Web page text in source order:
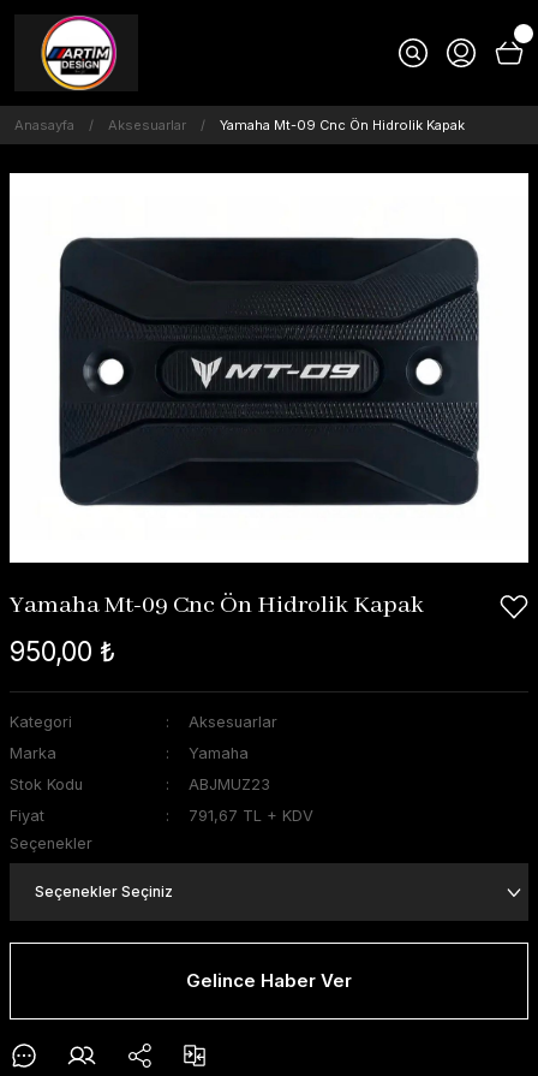
Anasayfa Aksesuarlar Yamaha Mt-09 Cnc Ön Hidrolik Kapak
Yamaha Mt-09 Cnc Ön Hidrolik Kapak
950,00 ₺
Kategori
Aksesuarlar
Marka
Yamaha
Stok Kodu
ABJMUZ23
Fiyat
791,67 TL + KDV
Seçenekler
Gelince Haber Ver